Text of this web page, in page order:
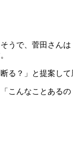
うで、菅田さん
る？」と提案して
んなことある